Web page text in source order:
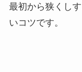
最初から狭くし
いコツです。